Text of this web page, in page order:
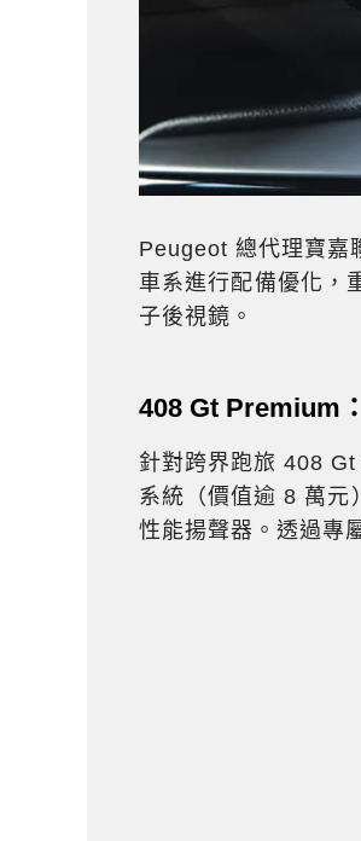
Peugeot 總代理寶嘉
車系進行配備優化，
子後視鏡。
408 Gt Premium
針對跨界跑旅 408
系統（價值逾 8 萬元
性能揚聲器。透過專